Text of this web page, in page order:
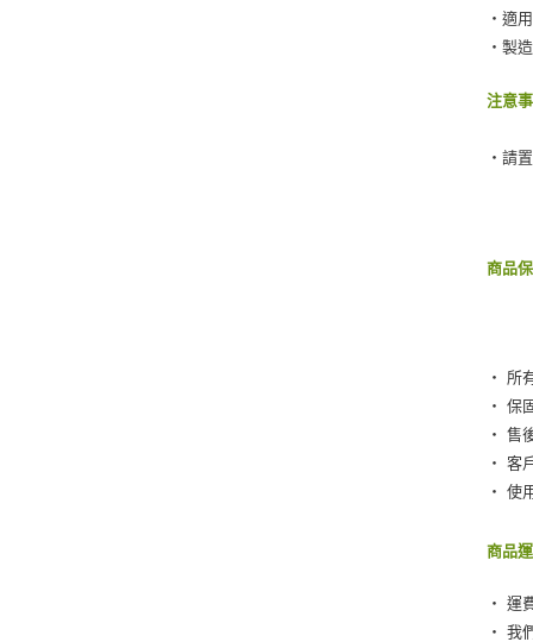
‧適
‧製
注意
‧請
商品
‧ 所
‧ 保
‧ 售
‧ 客
‧ 使
商品
‧ 運
‧ 我